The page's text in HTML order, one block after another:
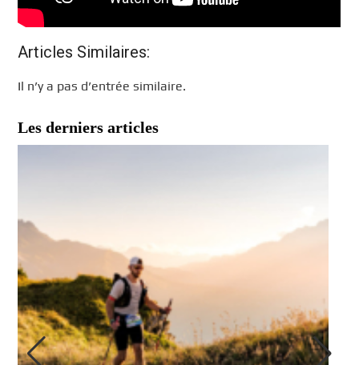
Articles Similaires:
Il n’y a pas d’entrée similaire.
Les derniers articles